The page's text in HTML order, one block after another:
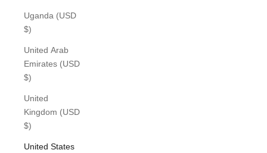
Uganda (USD
$)
United Arab
Emirates (USD
$)
United
Kingdom (USD
$)
United States